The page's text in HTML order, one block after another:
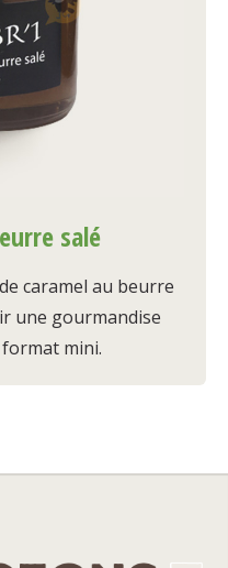
salé
caramel au beurre
une gourmandise
mini.